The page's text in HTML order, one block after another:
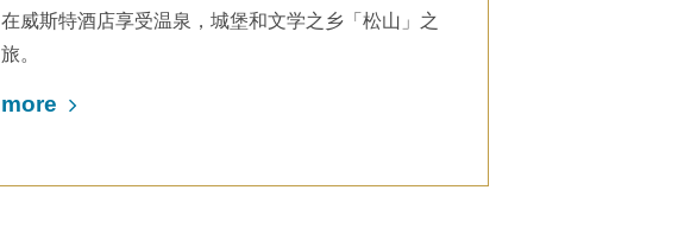
在威斯特酒店享受温泉，城堡和文学之乡「松山」之
旅。
more